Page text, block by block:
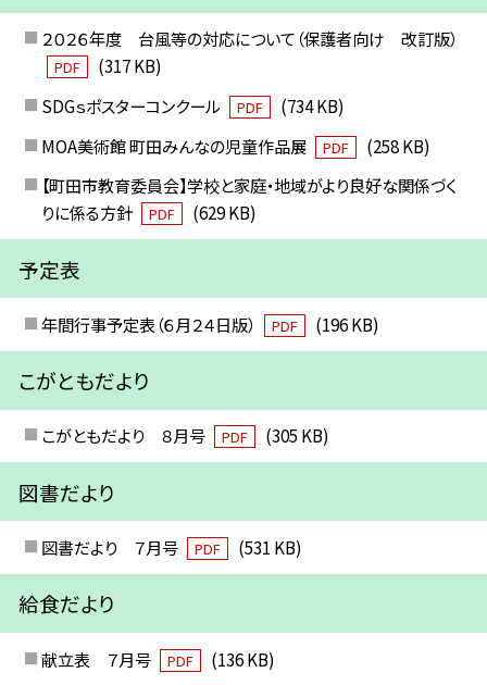
２０２６年度 台風等の対応について（保護者向け 改訂版）
PDF
(317 KB)
SDGｓポスターコンクール
PDF
(734 KB)
MOA美術館 町田みんなの児童作品展
PDF
(258 KB)
【町田市教育委員会】学校と家庭・地域がより良好な関係づく
りに係る方針
PDF (629 KB)
予定表
年間行事予定表（６月２４日版） PDF (196 KB)
こがともだより
こがともだより ８月号 PDF (305 KB)
図書だより
図書だより ７月号 PDF (531 KB)
給食だより
献立表 ７月号 PDF
(136 KB)